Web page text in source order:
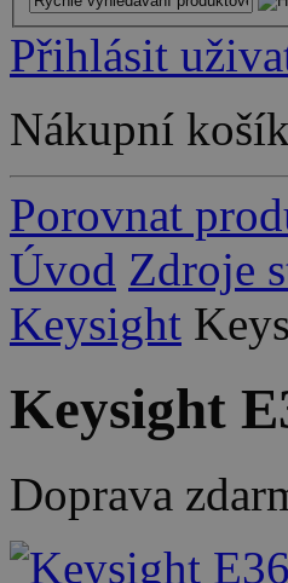
Přihlásit
Nákupní košík
Porovnat
Úvod Zdroje
Keysight
Keysight
Doprava